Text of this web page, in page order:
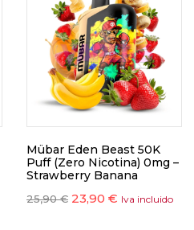
Mübar Eden Beast 50K
Puff (Zero Nicotina) 0mg –
Strawberry Banana
25,90€ 23,90 € Iva incluido